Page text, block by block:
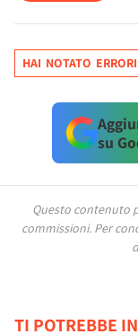
HAI NOTATO
su
Questo contenuto
commissioni. Per
TI POTREBBE